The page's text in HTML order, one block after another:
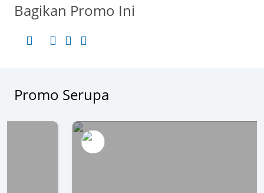
Bagikan Promo Ini
Promo Serupa